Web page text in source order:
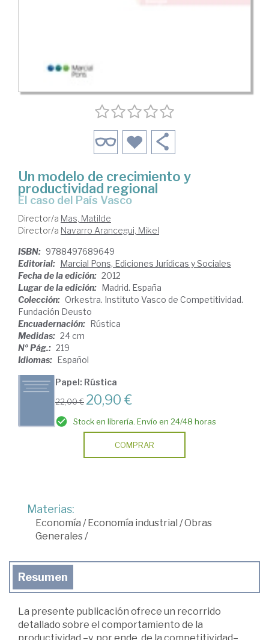
Un modelo de crecimiento y
productividad regional
El caso del País Vasco
Director/a Mas, Matilde
Director/a Navarro Arancegui, Mikel
ISBN: 9788497689649
Editorial: Marcial Pons, Ediciones Jurídicas y Sociales
Fecha de la edición: 2012
Lugar de la edición: Madrid. España
Colección: Orkestra. Instituto Vasco de Competitividad.
Fundación Deusto
Encuadernación: Rústica
Medidas: 24 cm
Nº Pág.: 219
Idiomas: Español
Papel: Rústica
22,00 € 20,90 €
Stock en librería. Envío en 24/48 horas
COMPRAR
Materias:
Economía /Economía industrial /Obras
Generales /
Resumen
La presente publicación ofrece un recorrido
detallado sobre el comportamiento de la
productividad –y, por ende, de la competitividad–